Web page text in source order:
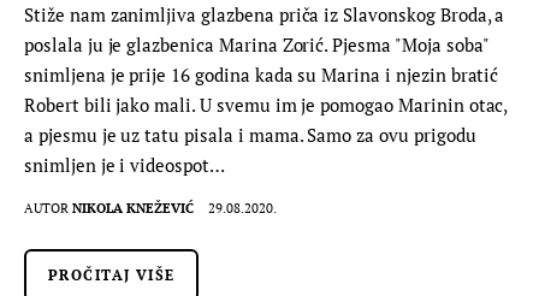
Stiže nam zanimljiva glazbena priča iz Slavonskog Broda, a
poslala ju je glazbenica Marina Zorić. Pjesma "Moja soba"
snimljena je prije 16 godina kada su Marina i njezin bratić
Robert bili jako mali. U svemu im je pomogao Marinin otac,
a pjesmu je uz tatu pisala i mama. Samo za ovu prigodu
snimljen je i videospot…
AUTOR NIKOLA KNEŽEVIĆ 29.08.2020.
PROČITAJ VIŠE